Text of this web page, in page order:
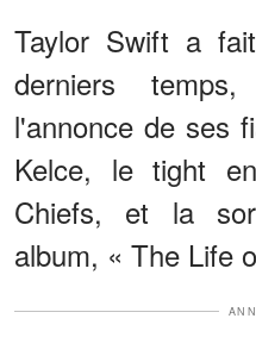
Taylor Swift a
derniers
l'annonce de ses
Kelce, le tight
Chiefs, et la
album, « The Life